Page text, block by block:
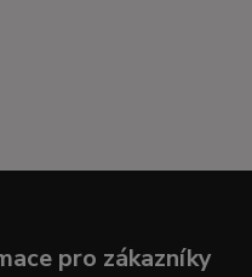
pro zákazníky